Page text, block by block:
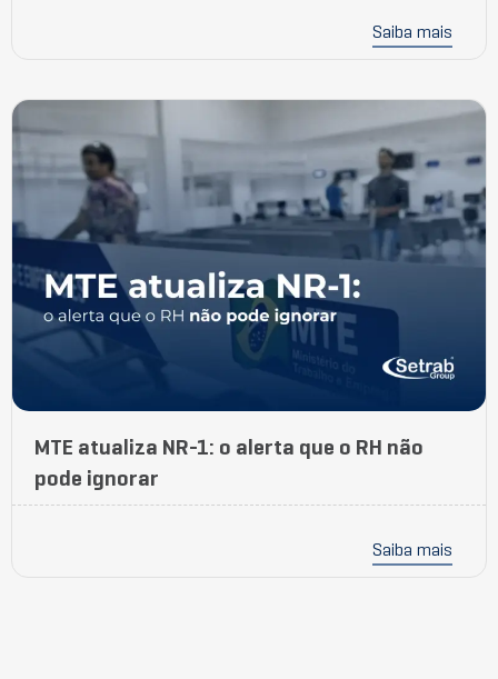
Saiba mais
MTE atualiza NR-1: o alerta que o RH não
pode ignorar
Saiba mais